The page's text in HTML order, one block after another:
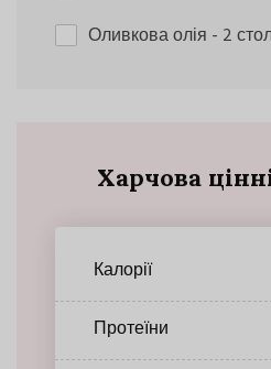
Оливкова олія - 2
Харчова
Калорії
Протеїни